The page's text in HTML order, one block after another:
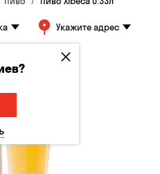
Укажите адрес